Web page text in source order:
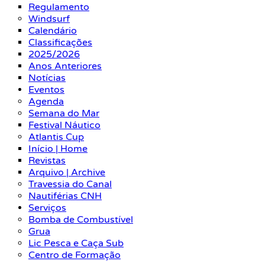
Regulamento
Windsurf
Calendário
Classificações
2025/2026
Anos Anteriores
Notícias
Eventos
Agenda
Semana do Mar
Festival Náutico
Atlantis Cup
Início | Home
Revistas
Arquivo | Archive
Travessia do Canal
Nautiférias CNH
Serviços
Bomba de Combustível
Grua
Lic Pesca e Caça Sub
Centro de Formação